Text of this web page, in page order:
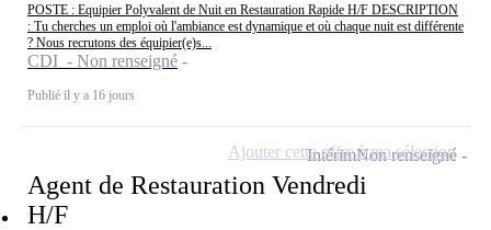
POSTE : Equipier Polyvalent de Nuit en Restauration Rapide H/F DESCRIPTION
: Tu cherches un emploi où l'ambiance est dynamique et où chaque nuit est différente
? Nous recrutons des équipier(e)s...
CDI - Non renseigné
Publié il y a 16 jours
Agent de Restauration Vendredi
H/F
IntérimNon renseigné
Ajouter cette offre à ma sélection